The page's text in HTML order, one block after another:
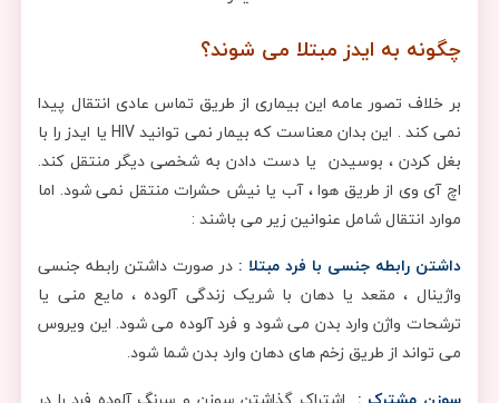
چگونه به ایدز مبتلا می شوند؟
بر خلاف تصور عامه این بیماری از طریق تماس عادی انتقال پیدا
نمی کند . این بدان معناست که بیمار نمی توانید HIV یا ایدز را با
بغل کردن ، بوسیدن یا دست دادن به شخصی دیگر منتقل کند.
اچ آی وی از طریق هوا ، آب یا نیش حشرات منتقل نمی شود. اما
موارد انتقال شامل عنوانین زیر می باشند :
داشتن رابطه جنسی با فرد مبتلا : در صورت داشتن رابطه جنسی
واژینال ، مقعد یا دهان با شریک زندگی آلوده ، مایع منی یا
ترشحات واژن وارد بدن می شود و فرد آلوده می شود. این ویروس
می تواند از طریق زخم های دهان وارد بدن شما شود.